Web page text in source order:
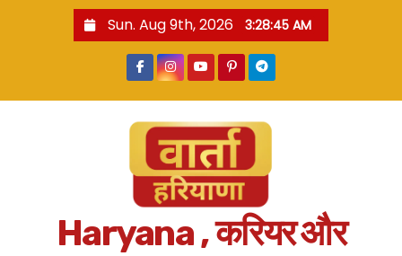
Sun. Aug 9th, 2026 3:28:46 AM
Haryana , करियर और